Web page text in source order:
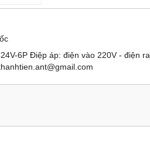
6P Điệp áp: điện vào 220V - điện ra